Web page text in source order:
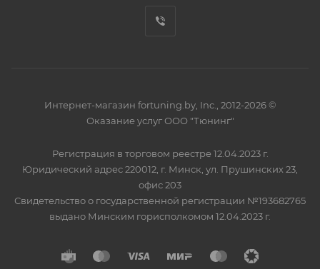
Интернет-магазин fortuning.by, Inc., 2012-2026 ©
Оказание услуг ООО "Тюнинг"
Регистрация в торговом реестре 12.04.2023 г.
Юридический адрес 220012, г. Минск, ул. Прушинских 23,
офис 203
Свидетельство о государственной регистрации №193682765
выдано Минским горисполкомом 12.04.2023 г.